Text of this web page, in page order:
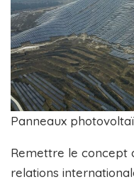
Panneaux
Remettre le concept
relations